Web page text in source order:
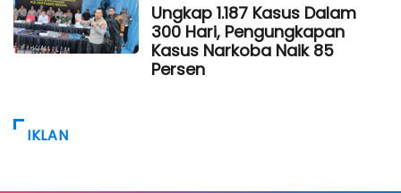
Ungkap 1.187 Kasus Dalam
300 Hari, Pengungkapan
Kasus Narkoba Naik 85
Persen
IKLAN